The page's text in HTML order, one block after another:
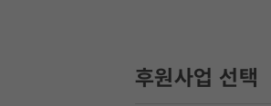
후원사업 선택